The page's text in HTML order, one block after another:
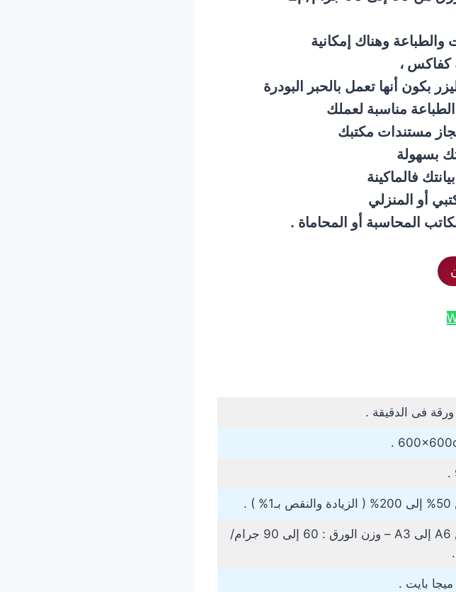
والطباعة وهناك إمكانية
كفاكس ،
بكون أنها تعمل بالحبر البودرة
مناسبة لعملك
مستندات مكتبك
بسهولة
فالماكينة
أو المنزلي
المحاسبة أو المحاماة .
) .
من A6 إلى A3 – وزن الورق : 60 إلى 90 جرام/